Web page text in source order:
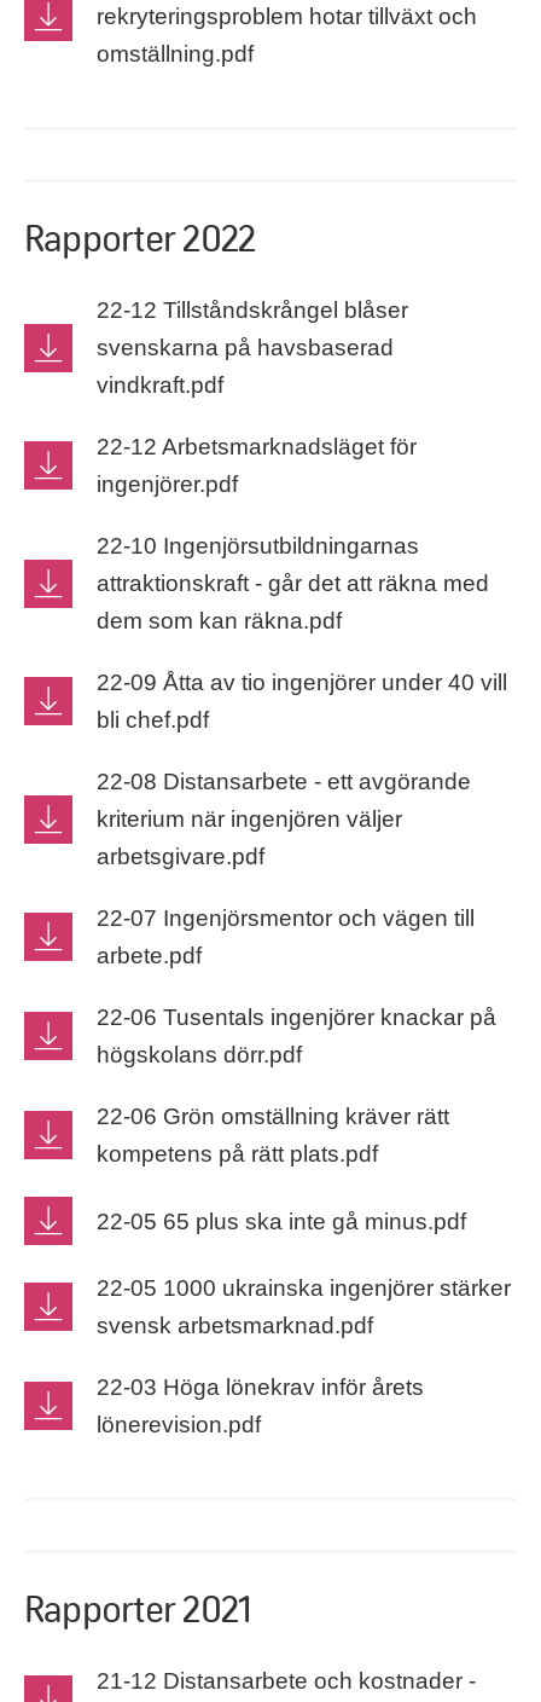
rekryteringsproblem hotar tillväxt och
omställning.pdf
Rapporter 2022
22-12 Tillståndskrångel blåser
svenskarna på havsbaserad
vindkraft.pdf
22-12 Arbetsmarknadsläget för
ingenjörer.pdf
22-10 Ingenjörsutbildningarnas
attraktionskraft - går det att räkna med
dem som kan räkna.pdf
22-09 Åtta av tio ingenjörer under 40 vill
bli chef.pdf
22-08 Distansarbete - ett avgörande
kriterium när ingenjören väljer
arbetsgivare.pdf
22-07 Ingenjörsmentor och vägen till
arbete.pdf
22-06 Tusentals ingenjörer knackar på
högskolans dörr.pdf
22-06 Grön omställning kräver rätt
kompetens på rätt plats.pdf
22-05 65 plus ska inte gå minus.pdf
22-05 1000 ukrainska ingenjörer stärker
svensk arbetsmarknad.pdf
22-03 Höga lönekrav inför årets
lönerevision.pdf
Rapporter 2021
21-12 Distansarbete och kostnader -